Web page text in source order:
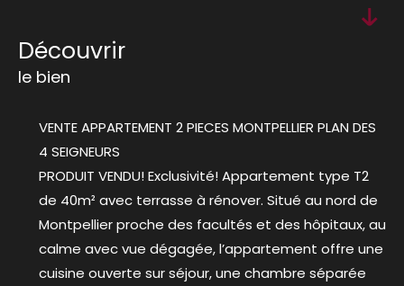
découvrir
le bien
VENTE APPARTEMENT 2 PIECES MONTPELLIER PLAN DES
4 SEIGNEURS
PRODUIT VENDU! Exclusivité! Appartement type T2
de 40m² avec terrasse à rénover. Situé au nord de
Montpellier proche des facultés et des hôpitaux, au
calme avec vue dégagée, l’appartement offre une
cuisine ouverte sur séjour, une chambre séparée